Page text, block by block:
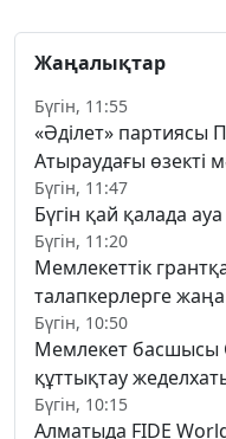
Жаңалықтар
Бүгін, 11:55
«Әділет» партиясы
Атыраудағы өзекті
Бүгін, 11:47
Бүгін қай қалада
Бүгін, 11:20
Мемлекеттік
талапкерлерге жаңа
Бүгін, 10:50
Мемлекет басшысы
құттықтау
Бүгін, 10:15
Алматыда FIDE